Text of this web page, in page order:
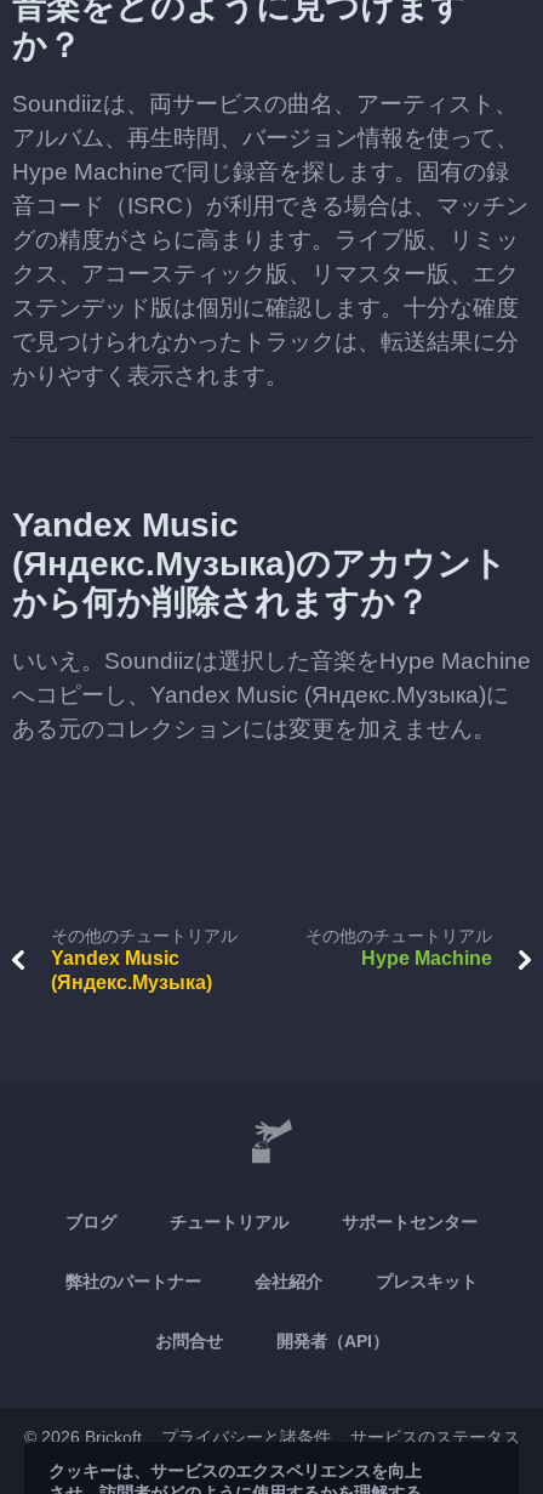
か？
Soundiizは、両サービスの曲名、アーティスト、
アルバム、再生時間、バージョン情報を使って、
Hype Machineで同じ録音を探します。固有の録
音コード（ISRC）が利用できる場合は、マッチン
グの精度がさらに高まります。ライブ版、リミッ
クス、アコースティック版、リマスター版、エク
ステンデッド版は個別に確認します。十分な確度
で見つけられなかったトラックは、転送結果に分
かりやすく表示されます。
Yandex Music
(Яндекс.Музыка)のアカウント
から何か削除されますか？
いいえ。Soundiizは選択した音楽をHype Machine
へコピーし、Yandex Music (Яндекс.Музыка)に
ある元のコレクションには変更を加えません。
その他のチュートリアル
Yandex Music
(Яндекс.Музыка)
その他のチュートリアル
Hype Machine
ブログ チュートリアル サポートセンター
弊社のパートナー 会社紹介 プレスキット
お問合せ 開発者（API）
© 2026 Brickoft プライバシーと諸条件 サービスのステータス
クッキーは、サービスのエクスペリエンスを向上